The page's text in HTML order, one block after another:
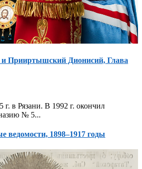
Прииртышский Дионисий, Глава
г. в Рязани. В 1992 г. окончил
№ 5...
ведомости, 1898–1917 годы